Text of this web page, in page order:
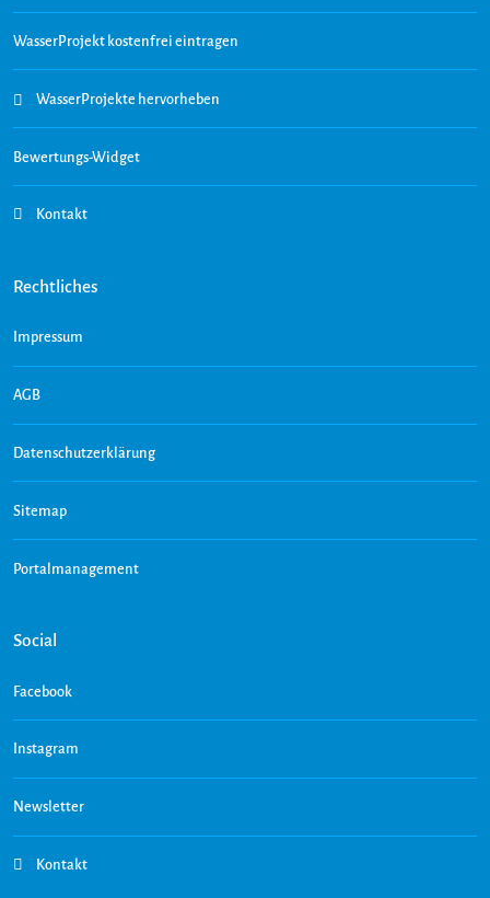
WasserProjekt kostenfrei eintragen
WasserProjekte hervorheben
Bewertungs-Widget
Kontakt
Rechtliches
Impressum
AGB
Datenschutzerklärung
Sitemap
Portalmanagement
Social
Facebook
Instagram
Newsletter
Kontakt